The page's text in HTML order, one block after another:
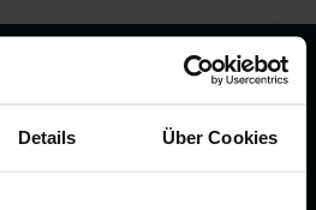
Details Über Cookies
rund
Bestattung &